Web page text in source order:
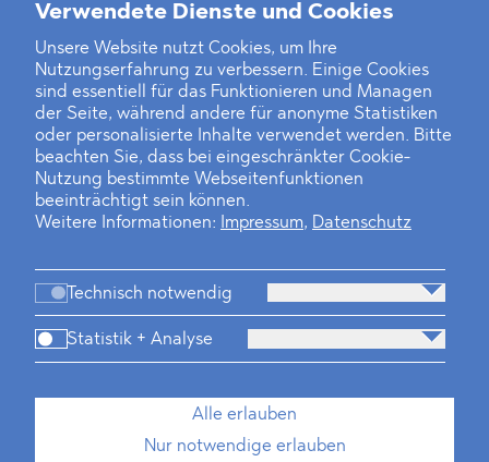
Verwendete Dienste und Cookies
Unsere Website nutzt Cookies, um Ihre
Nutzungserfahrung zu verbessern. Einige Cookies
sind essentiell für das Funktionieren und Managen
der Seite, während andere für anonyme Statistiken
oder personalisierte Inhalte verwendet werden. Bitte
beachten Sie, dass bei eingeschränkter Cookie-
Nutzung bestimmte Webseitenfunktionen
beeinträchtigt sein können.
Weitere Informationen:
Impressum, Datenschutz
Technisch notwendig
Statistik + Analyse
Alle erlauben
Nur notwendige erlauben
Weitere Neuigkeiten
Finanz- und Energiesektor im Visier
Private Dancer
Game Over?
Standorte
Brasilien-Praxis